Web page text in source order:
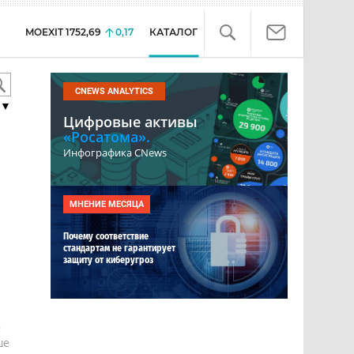
MOEXIT 1752,69 0,17 КАТАЛОГ
▼
CNEWS ANALYTICS
Цифровые активы
«Росатома».
Инфографика CNews
МНЕНИЕ МЕСЯЦА
Почему соответствие
стандартам не гарантирует
защиту от киберугроз